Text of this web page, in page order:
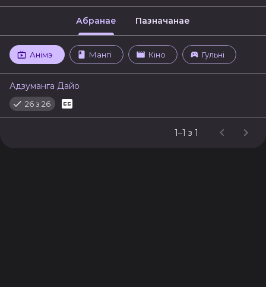
Абранае Пазначанае
Анімэ Мангі Кіно Гульні
Адзуманга Дайо
26 з 26
1–1 з 1